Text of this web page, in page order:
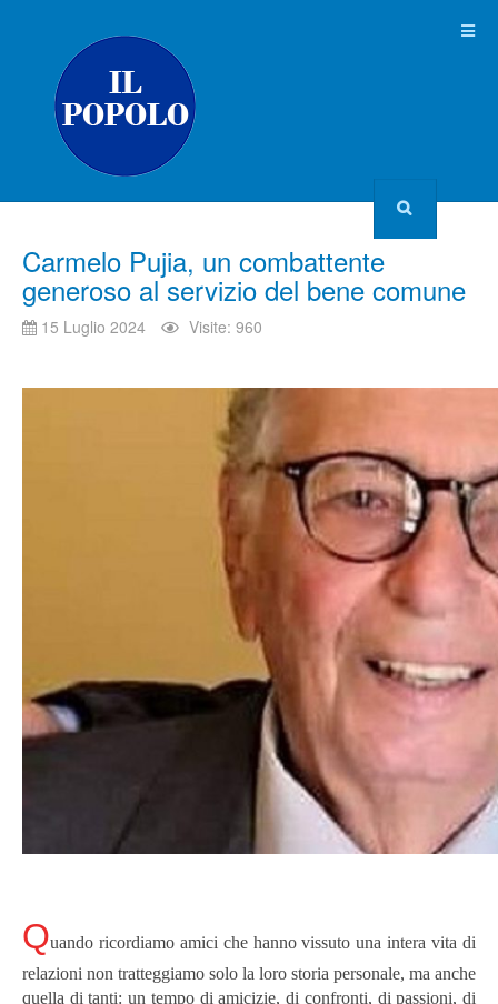
Carmelo Pujia, un combattente
generoso al servizio del bene comune
15 Luglio 2024 Visite: 960
Quando ricordiamo amici che hanno vissuto una intera vita di
relazioni non tratteggiamo solo la loro storia personale, ma anche
quella di tanti: un tempo di amicizie, di confronti, di passioni, di